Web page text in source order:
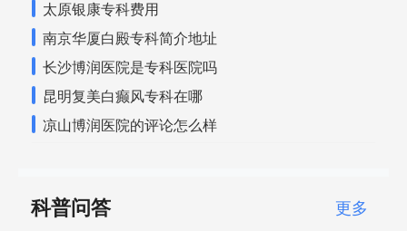
太原银康专科费用
南京华厦白殿专科简介地址
长沙博润医院是专科医院吗
昆明复美白癫风专科在哪
凉山博润医院的评论怎么样
科普问答 更多